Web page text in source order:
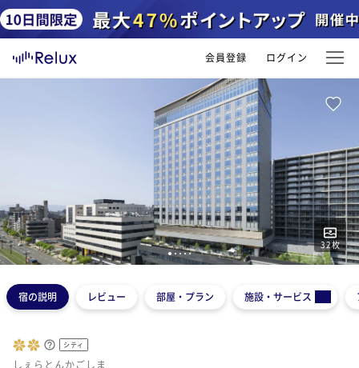
会員登録 ログイン
32枚
12345
宿の説明 レビュー 部屋・プラン 施設・サービス
シティ
しぇらとんかごしま